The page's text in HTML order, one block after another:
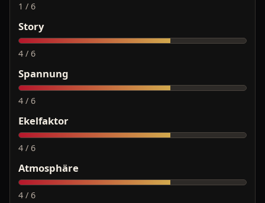
1 / 6
Story
4 / 6
Spannung
4 / 6
Ekelfaktor
4 / 6
Atmosphäre
4 / 6